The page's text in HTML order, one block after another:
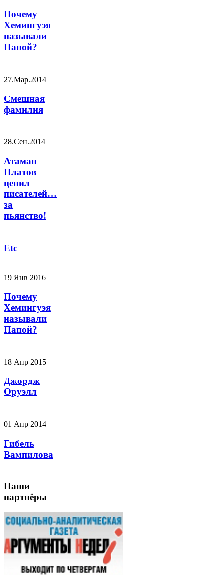
Почему
Хемингуэя
называли
Папой?
27.Мар.2014
Смешная
фамилия
28.Сен.2014
Атаман
Платов
ценил
писателей…
за
пьянство!
Etc
19 Янв 2016
Почему
Хемингуэя
называли
Папой?
18 Апр 2015
Джордж
Оруэлл
01 Апр 2014
Гибель
Вампилова
Наши
партнёры